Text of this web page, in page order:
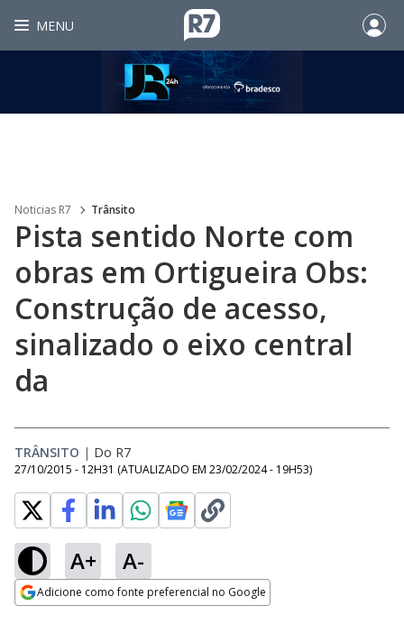
MENU
Noticias R7 Trânsito
Pista sentido Norte com
obras em Ortigueira Obs:
Construção de acesso,
sinalizado o eixo central
da
TRÂNSITO | Do R7
27/10/2015 - 12H31 (ATUALIZADO EM 23/02/2024 - 19H53)
A+ A-
Adicione como fonte preferencial no Google